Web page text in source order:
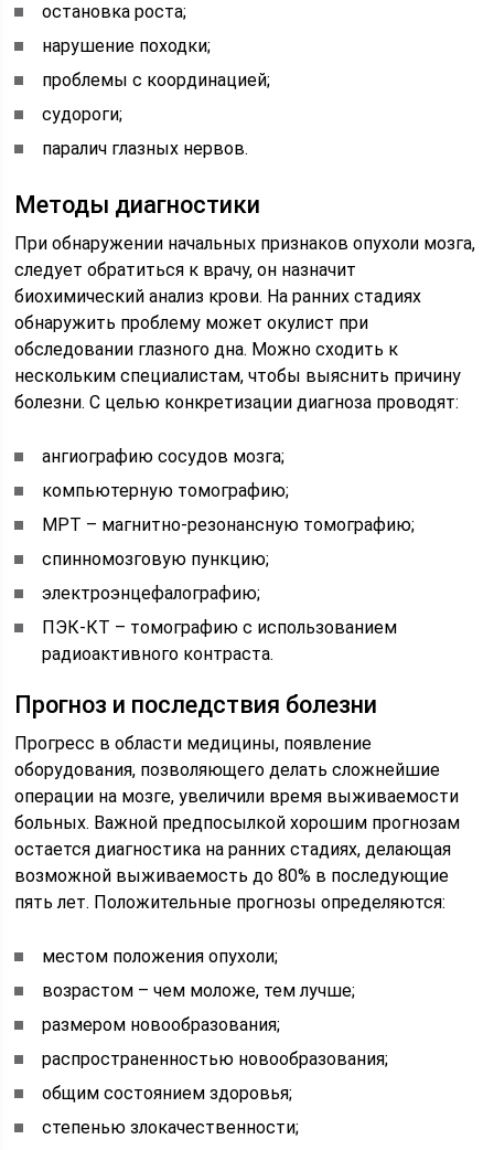
остановка роста;
нарушение походки;
проблемы с координацией;
судороги;
паралич глазных нервов.
Методы диагностики
При обнаружении начальных признаков опухоли мозга,
следует обратиться к врачу, он назначит
биохимический анализ крови. На ранних стадиях
обнаружить проблему может окулист при
обследовании глазного дна. Можно сходить к
нескольким специалистам, чтобы выяснить причину
болезни. С целью конкретизации диагноза проводят:
ангиографию сосудов мозга;
компьютерную томографию;
МРТ – магнитно-резонансную томографию;
спинномозговую пункцию;
электроэнцефалографию;
ПЭК-КТ – томографию с использованием
радиоактивного контраста.
Прогноз и последствия болезни
Прогресс в области медицины, появление
оборудования, позволяющего делать сложнейшие
операции на мозге, увеличили время выживаемости
больных. Важной предпосылкой хорошим прогнозам
остается диагностика на ранних стадиях, делающая
возможной выживаемость до 80% в последующие
пять лет. Положительные прогнозы определяются:
местом положения опухоли;
возрастом – чем моложе, тем лучше;
размером новообразования;
распространенностью новообразования;
общим состоянием здоровья;
степенью злокачественности;